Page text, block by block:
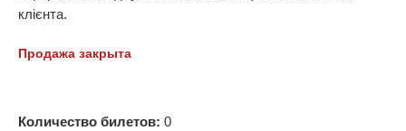
клієнта.
Продажа закрыта
Количество билетов: 0